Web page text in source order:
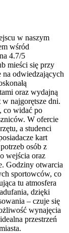
w naszym
wśród
4.7/5
mieści się przy
odwiedzających
oraz wydajną
najgorętsze dni.
co widać po
W ofercie
a studenci
kart
osób z
wejścia oraz
Godziny otwarcia
sportowców, co
tu atmosfera
dzięki
– czuje się
wynajęcia
przestrzeń